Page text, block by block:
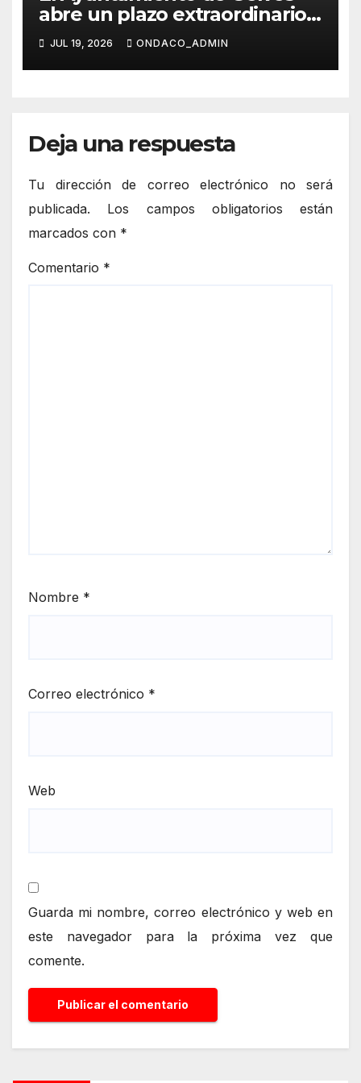
abre un plazo extraordinario
de inscripciones para el Aula
de Conciliación Municipal de
Verano 2026
JUL 19, 2026 ONDACO_ADMIN
Deja una respuesta
Tu dirección de correo electrónico no será
publicada.
Los campos obligatorios están
marcados con *
Comentario *
Nombre *
Correo electrónico *
Web
Guarda mi nombre, correo electrónico y web en
este navegador para la próxima vez que
comente.